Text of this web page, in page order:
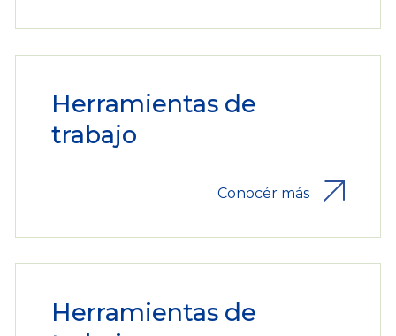
Herramientas de
trabajo
Conocér más
Herramientas de